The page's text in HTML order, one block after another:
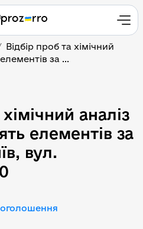
Відбір проб та хімічний
за ...
та
аналіз
елементів за
вул.